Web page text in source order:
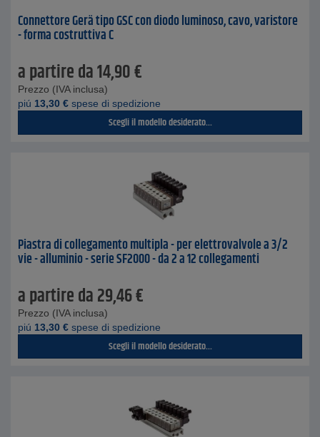
Connettore Gerä tipo GSC con diodo luminoso, cavo, varistore
- forma costruttiva C
a partire da14,90€
Prezzo (IVA inclusa)
piú 13,30 € spese di spedizione
Scegli il modello desiderato...
Piastra di collegamento multipla - per elettrovalvole a 3/2
vie - alluminio - serie SF2000 - da 2 a 12 collegamenti
a partire da29,46€
Prezzo (IVA inclusa)
piú 13,30 € spese di spedizione
Scegli il modello desiderato...